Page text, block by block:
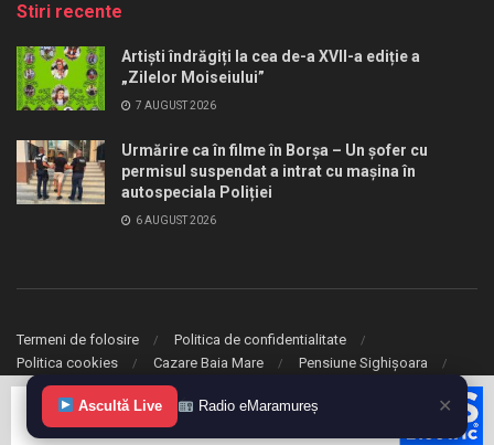
Stiri recente
Artiști îndrăgiți la cea de-a XVII-a ediție a
„Zilelor Moiseiului”
7 AUGUST 2026
Urmărire ca în filme în Borșa – Un șofer cu
permisul suspendat a intrat cu mașina în
autospeciala Poliției
6 AUGUST 2026
Termeni de folosire
Politica de confidentialitate
Politica cookies
Cazare Baia Mare Pensiune Sighișoara
© 2020 eMaramures. Toate drepturile rezervate.
Ascultă Live Radio eMaramureș ✕